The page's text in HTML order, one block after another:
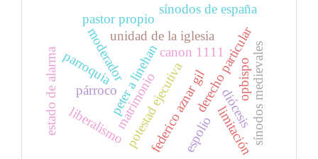
peter a linehanfederico aznar gil
matrimonio
canon 1111derecho particular
unidad de la iglesia
moderador
diócesis
parroquia
párroco
pastor propio
potestad ejecutiva
sínodos de españa
sínodos medievales
estado de alarma limitación
liberalismo
opbispo
espolio